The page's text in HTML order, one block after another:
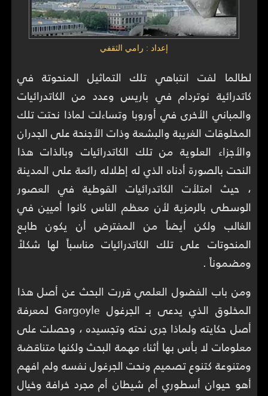
إعداد : رامي الثقفي
لطالما لفت انتباهي تلك التماثيل المنحوتة في
كاتدرائية نوتردام في باريس وعدد من الكاتدرائيات
والمباني الأخرى في أوروبا وتساءلت لماذا نحتت تلك
المخلوقات الغريبة والبشعة وذات الأجنحة على الجدران
والأجزاء العلوية من تلك الكاتدرائيات وبالذات هذا
النحت بالصورة أدناه الذي له إطلاله رائعة على المدينة
، حيث امتلأت الكاتدرائيات القوطية في العصور
الوسطى بالرمزية لأن معظم الناس كانوا أميين في
الغالب ولكن أيضاً من المفترض أن يكون طابع
المنحوتات على تلك الكاتدرائيات مناسباً لها شكلاً
ومضموناً .
ومن باب الفضول العلمي قررت البحث عن أصل هذا
المخلوق الذي يدعى بـ الجرغول Gargoyle لمعرفة
أصل حكايته ولماذا جرى نحته وتجسيده ، وحصلت على
معلومات لا بأس بها أثناء مهمة البحث ولكنها متناقضة
ومتنوعة كتنوع تصميم ونحت الجرغول نفسه ولم افهم
أهو حيوان أسطوري أم شيطان أم مجرد خرافة وخيال